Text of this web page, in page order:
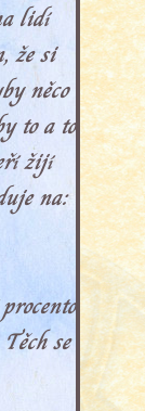
lidí
že si
něco
to a to
žijí
na:
se